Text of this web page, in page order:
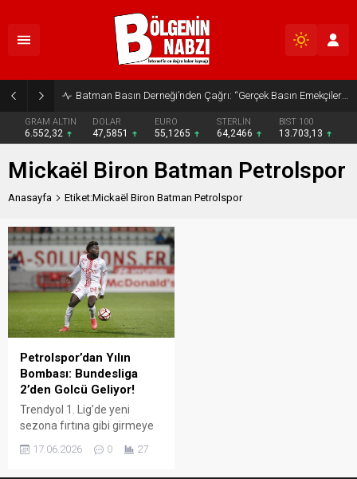
Batman Basın Derneği’nden Çağrı: “Gerçek Basın Emekçileri Desteklenmeli”
GRAM ALTIN
6.552,32
DOLAR
47,5851
EURO
55,1265
STERLİN
64,2466
BIST 100
13.703,13
Mickaël Biron Batman Petrolspor
Anasayfa Etiket:Mickaël Biron Batman Petrolspor
Petrolspor’dan Yılın
Bombası: Bundesliga
2’den Golcü Geliyor!
Trendyol 1. Lig’de yeni
sezona fırtına gibi girmeye
hazırlanan Batman
Petrolspor, transfer
17.06.2026 0 27